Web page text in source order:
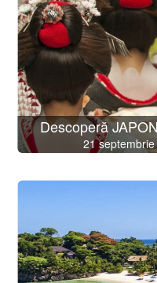
Descoperă
21 septembrie